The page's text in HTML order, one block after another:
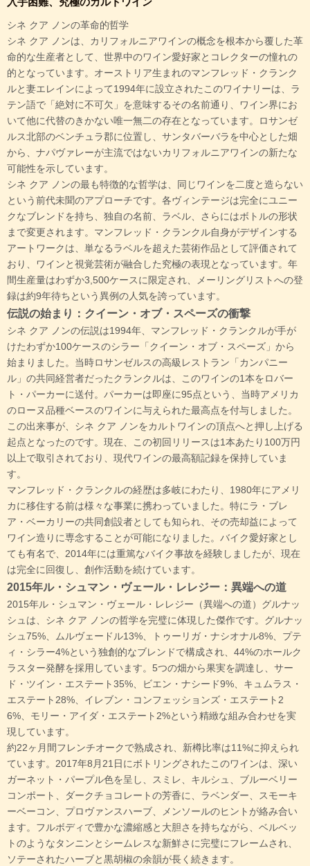
シネ クア ノンの革命的哲学
シネ クア ノンは、カリフォルニアワインの概念を根本から覆した革
命的な生産者として、世界中のワイン愛好家とコレクターの憧れの
的となっています。オーストリア生まれのマンフレッド・クランク
ルと妻エレインによって1994年に設立されたこのワイナリーは、ラ
テン語で「絶対に不可欠」を意味するその名前通り、ワイン界にお
いて他に代替のきかない唯一無二の存在となっています。ロサンゼ
ルス北部のベンチュラ郡に位置し、サンタバーバラを中心とした畑
から、ナパヴァレーが主流ではないカリフォルニアワインの新たな
可能性を示しています。
シネ クア ノンの最も特徴的な哲学は、同じワインを二度と造らない
という前代未聞のアプローチです。各ヴィンテージは完全にユニー
クなブレンドを持ち、独自の名前、ラベル、さらにはボトルの形状
まで変更されます。マンフレッド・クランクル自身がデザインする
アートワークは、単なるラベルを超えた芸術作品として評価されて
おり、ワインと視覚芸術が融合した究極の表現となっています。年
間生産量はわずか3,500ケースに限定され、メーリングリストへの登
録は約9年待ちという異例の人気を誇っています。
伝説の始まり：クイーン・オブ・スペーズの衝撃
シネ クア ノンの伝説は1994年、マンフレッド・クランクルが手が
けたわずか100ケースのシラー「クイーン・オブ・スペーズ」から
始まりました。当時ロサンゼルスの高級レストラン「カンパニー
ル」の共同経営者だったクランクルは、このワインの1本をロバー
ト・パーカーに送付。パーカーは即座に95点という、当時アメリカ
のローヌ品種ベースのワインに与えられた最高点を付与しました。
この出来事が、シネ クア ノンをカルトワインの頂点へと押し上げる
起点となったのです。現在、この初回リリースは1本あたり100万円
以上で取引されており、現代ワインの最高額記録を保持していま
す。
マンフレッド・クランクルの経歴は多岐にわたり、1980年にアメリ
カに移住する前は様々な事業に携わっていました。特にラ・ブレ
ア・ベーカリーの共同創設者としても知られ、その売却益によって
ワイン造りに専念することが可能になりました。バイク愛好家とし
ても有名で、2014年には重篤なバイク事故を経験しましたが、現在
は完全に回復し、創作活動を続けています。
2015年ル・シュマン・ヴェール・レレジー：異端への道
2015年ル・シュマン・ヴェール・レレジー（異端への道）グルナッ
シュは、シネ クア ノンの哲学を完璧に体現した傑作です。グルナッ
シュ75%、ムルヴェードル13%、トゥーリガ・ナシオナル8%、プテ
ィ・シラー4%という独創的なブレンドで構成され、44%のホールク
ラスター発酵を採用しています。5つの畑から果実を調達し、サー
ド・ツイン・エステート35%、ビエン・ナシード9%、キュムラス・
エステート28%、イレブン・コンフェッションズ・エステート2
6%、モリー・アイダ・エステート2%という精緻な組み合わせを実
現しています。
約22ヶ月間フレンチオークで熟成され、新樽比率は11%に抑えられ
ています。2017年8月21日にボトリングされたこのワインは、深い
ガーネット・パープル色を呈し、スミレ、キルシュ、ブルーベリー
コンポート、ダークチョコレートの芳香に、ラベンダー、スモーキ
ーベーコン、プロヴァンスハーブ、メンソールのヒントが絡み合い
ます。フルボディで豊かな濃縮感と大胆さを持ちながら、ベルベッ
トのようなタンニンとシームレスな新鮮さに完璧にフレームされ、
ソテーされたハーブと黒胡椒の余韻が長く続きます。